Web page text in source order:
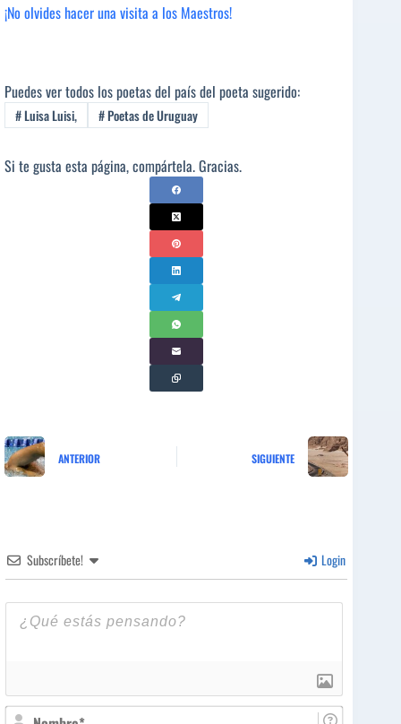
¡No olvides hacer una visita a los Maestros!
Puedes ver todos los poetas del país del poeta sugerido:
#Luisa Luisi, #Poetas de Uruguay
Si te gusta esta página, compártela. Gracias.
ANTERIOR SIGUIENTE
Subscríbete! Login